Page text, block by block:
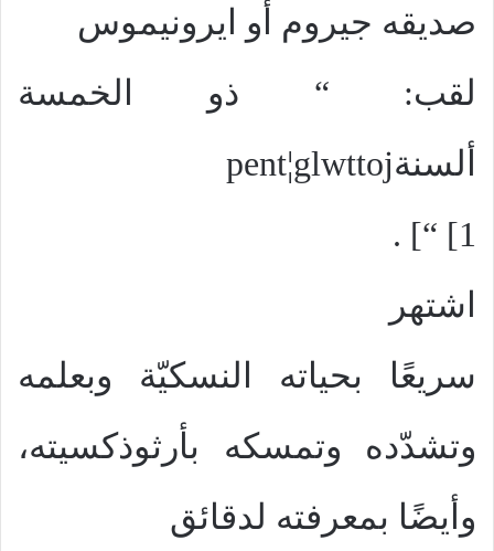
صديقه جيروم أو ايرونيموس
لقب: “ ذو الخمسة
ألسنةpent¦glwttoj
“ [1
] .
اشتهر
سريعًا بحياته النسكيّة وبعلمه
وتشدّده وتمسكه بأرثوذكسيته،
وأيضًا بمعرفته لدقائق